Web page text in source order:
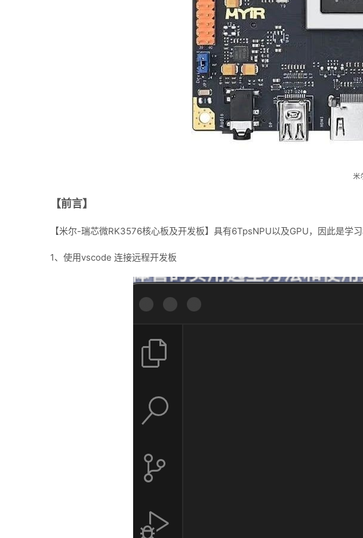
米
【前言】
【米尔-瑞芯微RK3576核心板及开发板】具有6TpsNPU以及GPU，因此是
1、使用vscode 连接远程开发板